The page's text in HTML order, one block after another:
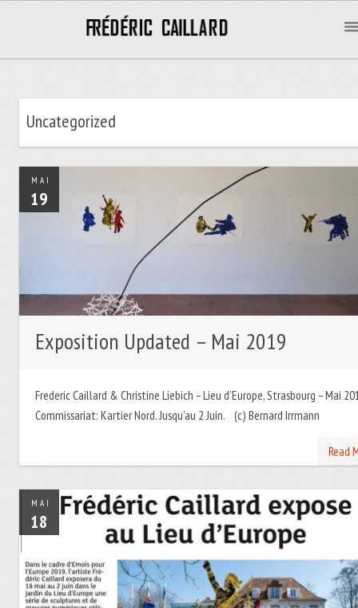
Uncategorized
MAI
19
Exposition Updated – Mai 2019
Frederic Caillard & Christine Liebich – Lieu d’Europe, Strasbourg – Mai
Commissariat: Kartier Nord. Jusqu’au 2 Juin. (c) Bernard Irrmann
Read
MAI
18